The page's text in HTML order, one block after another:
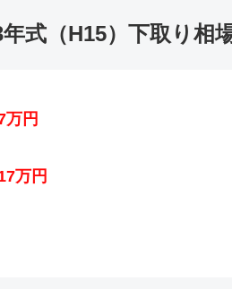
式（H15）下取り相
万円
万円